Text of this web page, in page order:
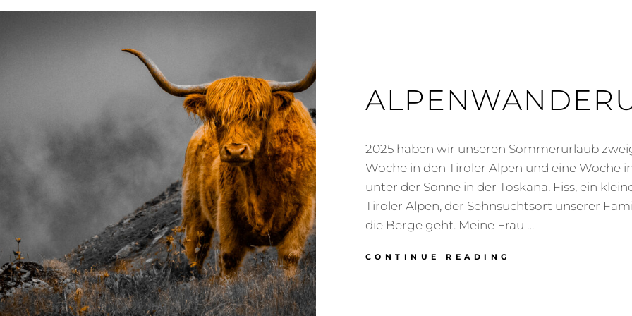
2025 haben wir unseren Sommerurlaub
Woche in den Tiroler Alpen und eine Woche
unter der Sonne in der Toskana. Fiss, ein
Tiroler Alpen, der Sehnsuchtsort unserer
die Berge geht. Meine Frau …
CONTINUE READING